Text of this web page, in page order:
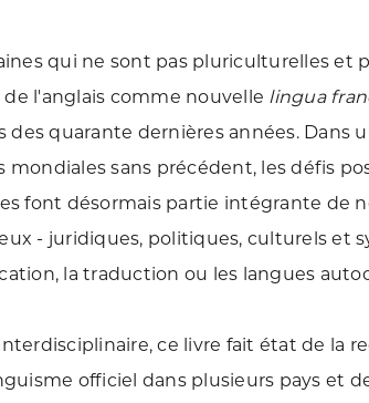
qui ne sont pas pluriculturelles et
l'anglais comme nouvelle lingua
quarante dernières années. Dans
sans précédent, les défis
font désormais partie intégrante de
- juridiques, politiques, culturels et
la traduction ou les langues
ce livre fait état de la
officiel dans plusieurs pays et